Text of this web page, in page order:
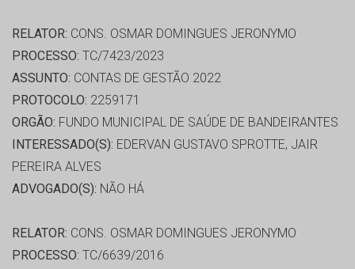
RELATOR: CONS. OSMAR DOMINGUES JERONYMO
PROCESSO: TC/7423/2023
ASSUNTO: CONTAS DE GESTÃO 2022
PROTOCOLO: 2259171
ORGÃO: FUNDO MUNICIPAL DE SAÚDE DE BANDEIRANTES
INTERESSADO(S): EDERVAN GUSTAVO SPROTTE, JAIR
PEREIRA ALVES
ADVOGADO(S): NÃO HÁ
RELATOR: CONS. OSMAR DOMINGUES JERONYMO
PROCESSO: TC/6639/2016